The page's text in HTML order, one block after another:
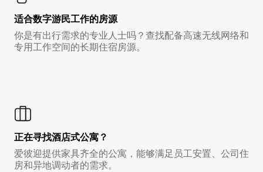
适合数字游民工作的房源
你是有出行需求的专业人士吗？查找配备高速无线网络和
专用工作空间的长期住宿房源。
正在寻找酒店式公寓？
爱彼迎提供家具齐全的公寓，能够满足员工安置、公司住
房和异地调动者的需求。